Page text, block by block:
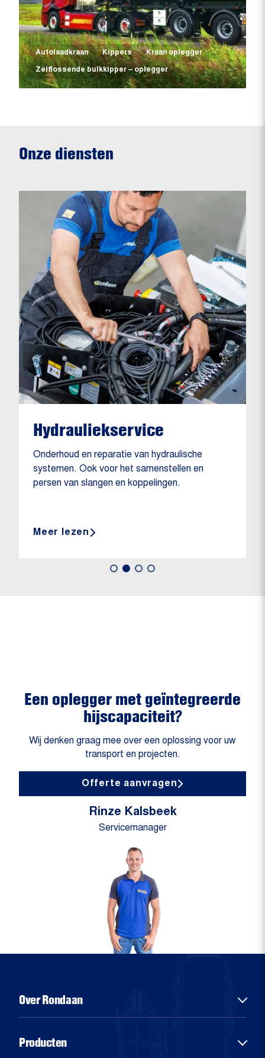
Autolaadkraan Kippers Kraan oplegger
Zelflossende bulkkipper – oplegger
Onze diensten
Hydrauliekservice
Onderhoud en reparatie van hydraulische
systemen. Ook voor het samenstellen en
persen van slangen en koppelingen.
Meer lezen
Een oplegger met geïntegreerde
hijscapaciteit?
Wij denken graag mee over een oplossing voor uw
transport en projecten.
Offerte aanvragen
Rinze Kalsbeek
Servicemanager
Over Rondaan
Over ons
Producten